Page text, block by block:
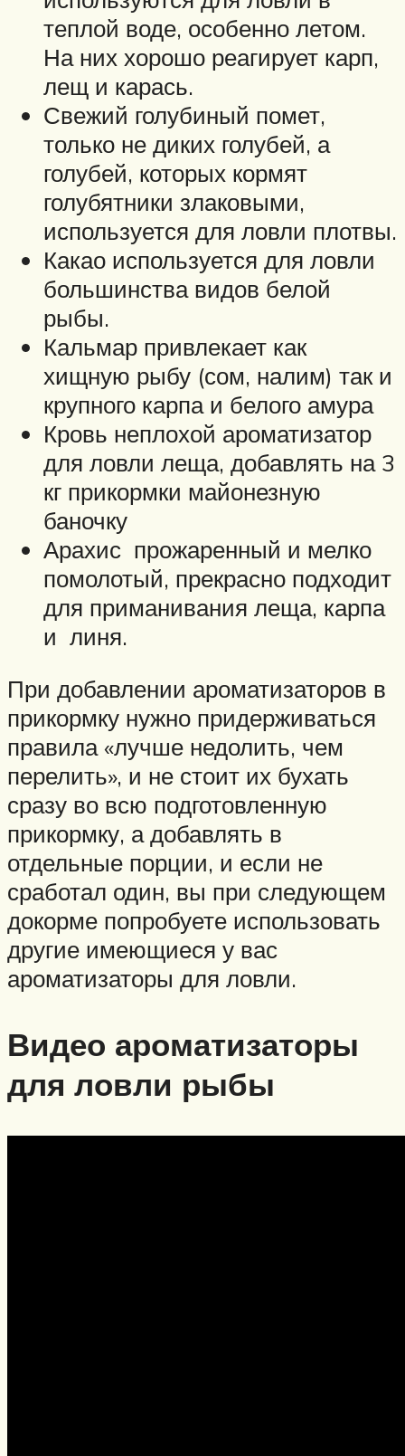
теплой воде, особенно летом.
На них хорошо реагирует карп,
лещ и карась.
Свежий голубиный помет,
только не диких голубей, а
голубей, которых кормят
голубятники злаковыми,
используется для ловли плотвы.
Какао используется для ловли
большинства видов белой
рыбы.
Кальмар привлекает как
хищную рыбу (сом, налим) так и
крупного карпа и белого амура
Кровь неплохой ароматизатор
для ловли леща, добавлять на 3
кг прикормки майонезную
баночку
Арахис прожаренный и мелко
помолотый, прекрасно подходит
для приманивания леща, карпа
и линя.
При добавлении ароматизаторов в
прикормку нужно придерживаться
правила «лучше недолить, чем
перелить», и не стоит их бухать
сразу во всю подготовленную
прикормку, а добавлять в
отдельные порции, и если не
сработал один, вы при следующем
докорме попробуете использовать
другие имеющиеся у вас
ароматизаторы для ловли.
Видео ароматизаторы
для ловли рыбы